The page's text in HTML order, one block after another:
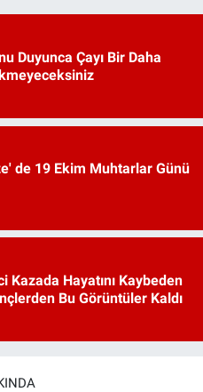
Duyunca Çayı Bir Daha
de 19 Ekim Muhtarlar Günü
Kazada Hayatını Kaybeden
Bu Görüntüler Kaldı